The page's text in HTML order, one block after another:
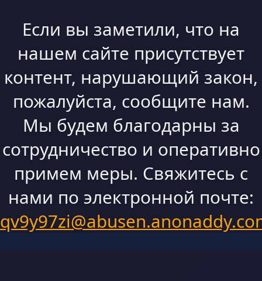
Если вы заметили, что на
нашем сайте присутствует
контент, нарушающий закон,
пожалуйста, сообщите нам.
Мы будем благодарны за
сотрудничество и оперативно
примем меры. Свяжитесь с
нами по электронной почте: